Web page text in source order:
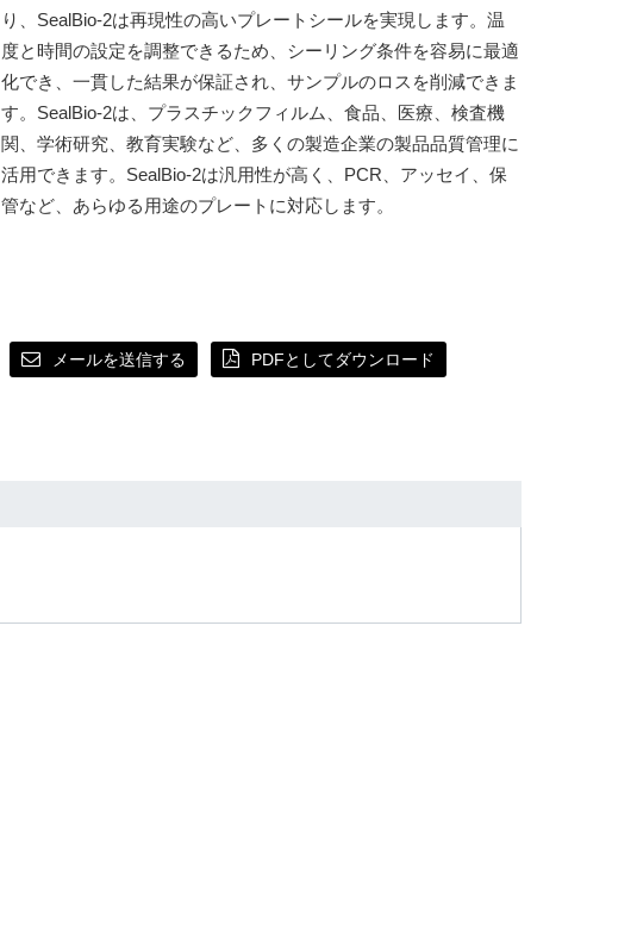
り、SealBio-2は再現性の高いプレートシールを実現します。温
度と時間の設定を調整できるため、シーリング条件を容易に最適
化でき、一貫した結果が保証され、サンプルのロスを削減できま
す。SealBio-2は、プラスチックフィルム、食品、医療、検査機
関、学術研究、教育実験など、多くの製造企業の製品品質管理に
活用できます。SealBio-2は汎用性が高く、PCR、アッセイ、保
管など、あらゆる用途のプレートに対応します。
メールを送信する PDFとしてダウンロード